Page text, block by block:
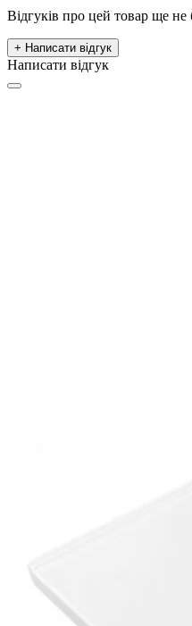
Відгуків про цей товар ще не
+ Написати відгук
Написати відгук